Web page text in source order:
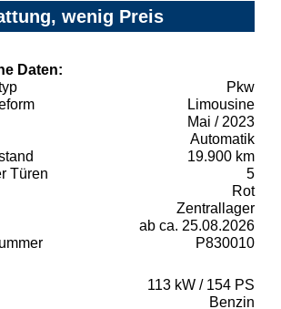
wenig Preis
Daten:
Pkw
Limousine
Mai / 2023
Automatik
19.900 km
Türen
5
Rot
Zentrallager
ab ca. 25.08.2026
P830010
113 kW / 154 PS
Benzin